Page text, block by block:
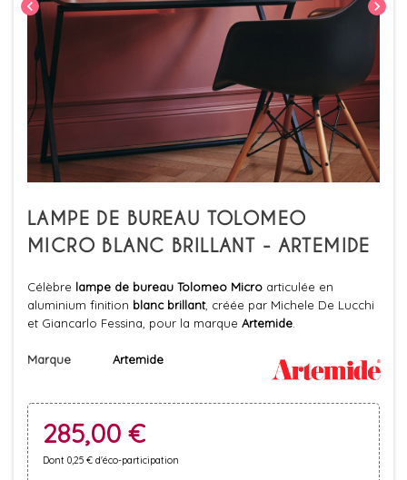
chevron_left chevron_right
LAMPE DE BUREAU TOLOMEO
MICRO BLANC BRILLANT - ARTEMIDE
Célèbre lampe de bureau Tolomeo Micro articulée en
aluminium finition blanc brillant, créée par Michele De Lucchi
et Giancarlo Fessina, pour la marque Artemide
Marque Artemide
285,00 €
Dont 0,25 € d'éco-participation